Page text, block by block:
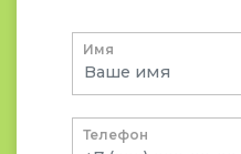
Имя
Телефон